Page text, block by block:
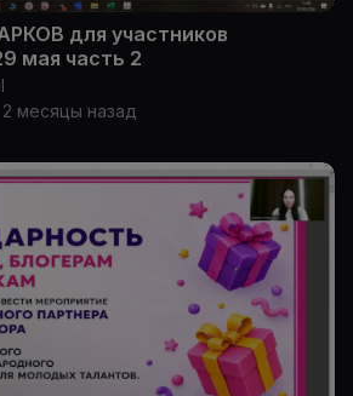
для участников
мая часть 2
2 месяцы назад